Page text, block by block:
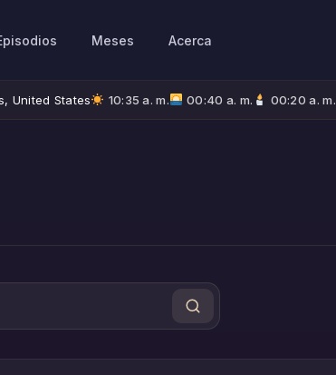
Meses Acerca
United States 10:35 a. m. 00:40 a. m. 00:20 a. m.